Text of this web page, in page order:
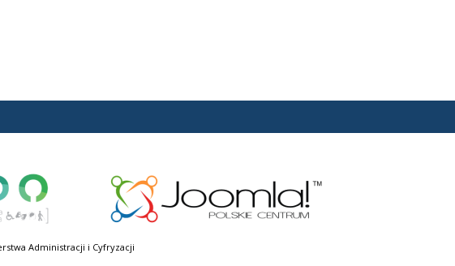
Administracji i Cyfryzacji